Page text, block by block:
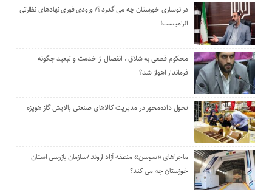
در نوسازی خوزستان چه می گذرد ؟/ ورودی فوری نهادهای نظارتی
الزامیست!
محکوم قطعی به شلاق ، انفصال از خدمت و تبعید چگونه
فرماندار اهواز شد؟
تحول داده‌محور در مدیریت کالاهای صنعتی پالایش گاز هویزه
ماجراهای «سوسن» منطقه آزاد اروند /سازمان بازرسی استان
خوزستان چه می کند؟